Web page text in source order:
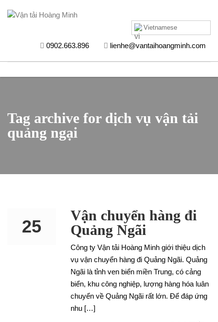
Vietnamese
0902.663.896 lienhe@vantaihoangminh.com
Tag archive for dịch vụ vận tải
quảng ngại
25
Vận chuyển hàng đi
Quảng Ngãi
Công ty Vận tải Hoàng Minh giới thiệu dịch
vụ vận chuyển hàng đi Quảng Ngãi. Quảng
Ngãi là tỉnh ven biển miền Trung, có cảng
biển, khu công nghiệp, lượng hàng hóa luân
chuyển về Quảng Ngãi rất lớn. Để đáp ứng
nhu […]